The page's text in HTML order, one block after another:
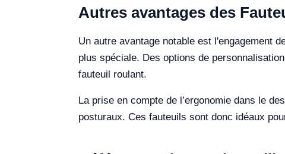
Autres avantages des
Un autre avantage notable est l'engagement
plus spéciale. Des options de
fauteuil roulant.
La prise en compte de l’ergonomie dans le
posturaux. Ces fauteuils sont donc idéaux